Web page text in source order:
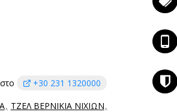
+30 231 1320000
ΤΖΕΛ ΒΕΡΝΙΚΙΑ ΝΙΧΙΩΝ